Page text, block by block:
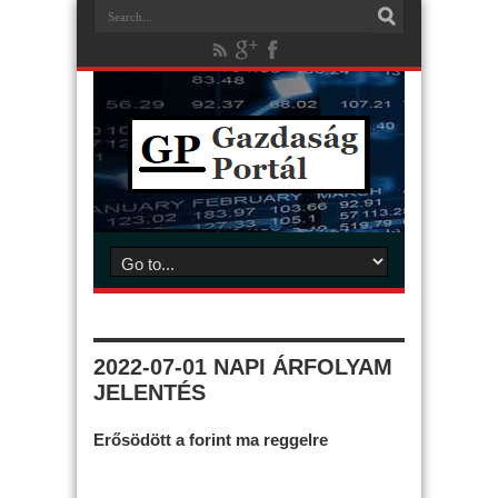
2022-07-01 NAPI ÁRFOLYAM
JELENTÉS
Erősödött a forint ma reggelre